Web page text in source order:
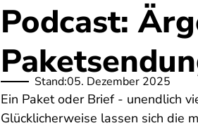
Podcast:
Stand:05. Dezember 2025
Ein Paket oder Brief - unendlich
Glücklicherweise lassen sich die